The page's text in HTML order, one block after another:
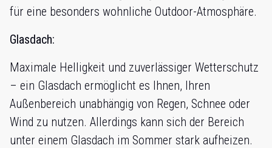
für eine besonders wohnliche Outdoor-Atmosphäre.
Glasdach:
Maximale Helligkeit und zuverlässiger Wetterschutz
– ein Glasdach ermöglicht es Ihnen, Ihren
Außenbereich unabhängig von Regen, Schnee oder
Wind zu nutzen. Allerdings kann sich der Bereich
unter einem Glasdach im Sommer stark aufheizen.